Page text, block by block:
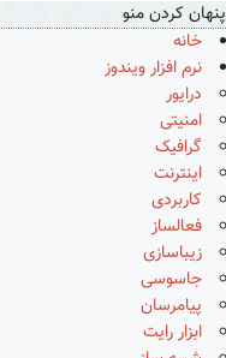
پنهان کردن منو
خانه
نرم افزار ویندوز
درایور
امنیتی
گرافیک
اینترنت
کاربردی
فعالساز
زیباسازی
جاسوسی
پیامرسان
ابزار رایت